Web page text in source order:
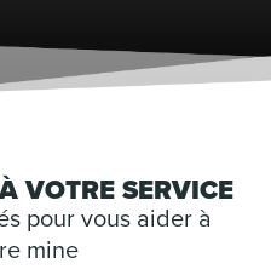
À VOTRE SERVICE
pour vous aider à
mine